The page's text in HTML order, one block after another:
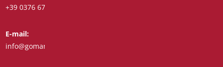
+39 0376 671780
E-mail:
info@goman.it